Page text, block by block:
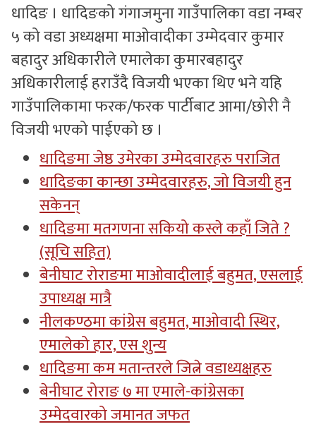
धादिङ । धादिङको गंगाजमुना गाउँपालिका वडा नम्बर
५ को वडा अध्यक्षमा माओवादीका उम्मेदवार कुमार
बहादुर अधिकारीले एमालेका कुमारबहादुर
अधिकारीलाई हराउँदै विजयी भएका थिए भने यहि
गाउँपालिकामा फरक/फरक पार्टीबाट आमा/छोरी नै
विजयी भएको पाईएको छ ।
धादिङमा जेष्ठ उमेरका उम्मेदवारहरु पराजित
धादिङका कान्छा उम्मेदवारहरु, जो विजयी हुन
सकेनन्
धादिङमा मतगणना सकियो कस्ले कहाँ जिते ?
(सूचि सहित)
बेनीघाट रोराङमा माओवादीलाई बहुमत, एसलाई
उपाध्यक्ष मात्रै
नीलकण्ठमा कांग्रेस बहुमत, माओवादी स्थिर,
एमालेको हार, एस शुन्य
धादिङमा कम मतान्तरले जित्ने वडाध्यक्षहरु
बेनीघाट रोराङ ७ मा एमाले-कांग्रेसका
उम्मेदवारको जमानत जफत